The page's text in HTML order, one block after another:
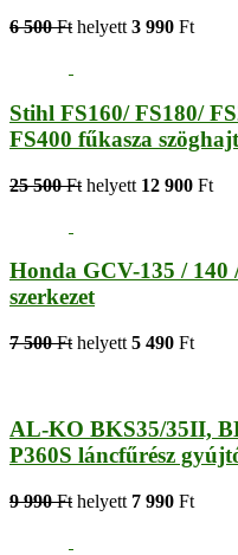
6 500 Ft helyett 3 990 Ft
Stihl FS160/ FS180/
FS400 fűkasza
25 500 Ft helyett 12 900 Ft
Honda GCV-135 /
szerkezet
7 500 Ft helyett 5 490 Ft
AL-KO BKS35/35II,
P360S láncfűrész
9 990 Ft helyett 7 990 Ft